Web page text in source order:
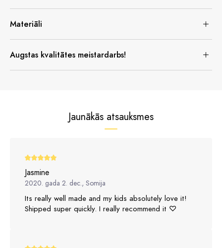
Materiāli
Augstas kvalitātes meistardarbs!
Jaunākās atsauksmes
Jasmine
2020. gada 2. dec., Somija
Its really well made and my kids absolutely love it!
Shipped super quickly. I really recommend it ♡